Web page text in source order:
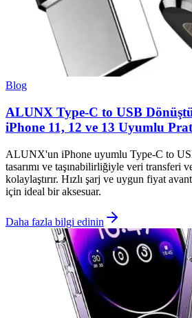
Blog
ALUNX Type-C to USB
iPhone 11, 12 ve 13 Uyumlu
ALUNX'un iPhone uyumlu Type-C to
tasarımı ve taşınabilirliğiyle veri transferi
kolaylaştırır. Hızlı şarj ve uygun fiyat
için ideal bir aksesuar.
Daha fazla bilgi edinin